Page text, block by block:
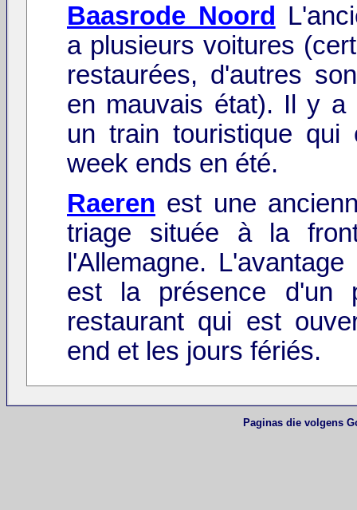
Baasrode Noord
a plusieurs voitures
restaurées, d'autres
en mauvais état). Il y a
un train touristique qui
week ends en été.
Raeren est une
triage située à la
l'Allemagne.
est la présence d'un
restaurant qui est
end et les jours fériés.
Paginas die volgens